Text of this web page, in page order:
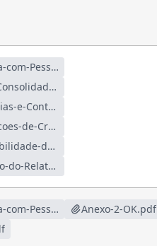
Anexo-1-Demonstrativo-de-Despesa-com-Pessoal.pdf
Anexo-2-Demonstrativo-da-Divida-Consolidada-Liquida.pdf
Anexo-3-Demonstrativo-das-Garantias-e-Contragarantias-de-Valores.pdf
Anexo-4-Demonstrativo-das-Operacoes-de-Credito.pdf
Anexo-5-Demonstrativo-de-Disponibilidade-de-Caixa-e-dos-Restos-a-Pagar.pdf
Anexo-6-Demonstrativo-Simplificado-do-Relatorio-de-Gestao-Fiscal.pdf
Anexo-1-Demonstrativo-de-Despesa-com-Pessoal-OK.pdf Anexo-2-OK.pdf